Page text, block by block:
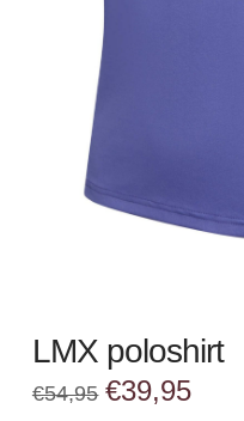
LMX poloshirt
€54,95 Oorspronkelijke
prijs
€39,95